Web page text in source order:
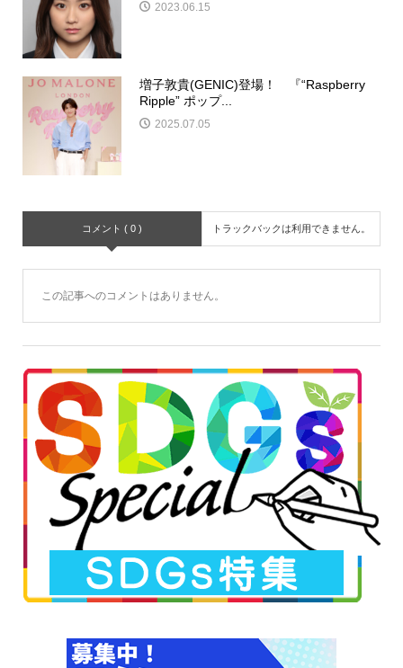
2023.06.15
増子敦貴(GENIC)登場！ 『“Raspberry
Ripple” ポップ...
2025.07.05
コメント ( 0 ) トラックバックは利用できません。
この記事へのコメントはありません。